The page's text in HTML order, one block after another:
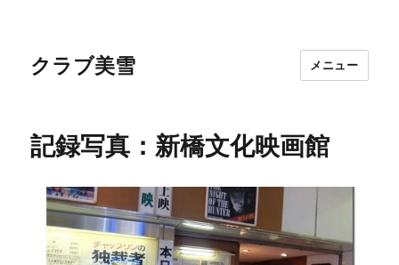
クラブ美雪 メニュー
記録写真：新橋文化映画館